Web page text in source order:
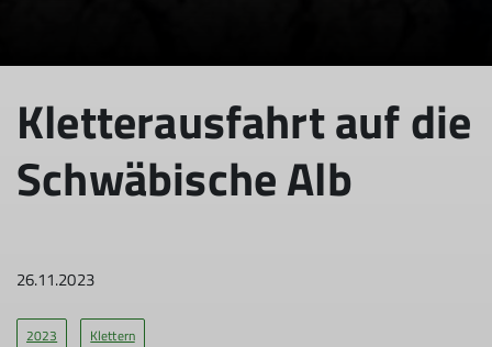
Kletterausfahrt auf die
Schwäbische Alb
26.11.2023
2023 Klettern